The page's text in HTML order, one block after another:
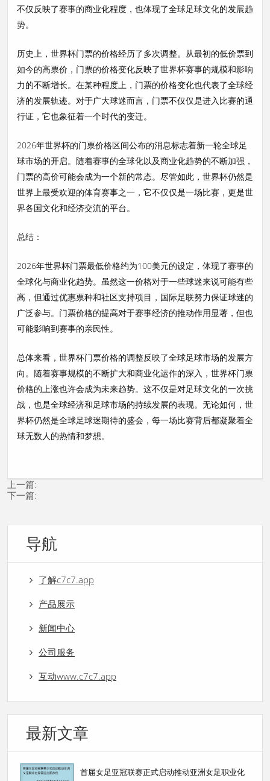
不仅反映了赛事的商业化程度，也体现了全球足球文化的发展趋
势。
历史上，世界杯门票的价格经历了多次调整。从最初的低价票到
如今的高票价，门票的价格变化反映了世界杯赛事的规模和影响
力的不断增长。在某种程度上，门票的价格变化也代表了全球经
济的发展轨迹。对于广大球迷而言，门票不仅仅是进入比赛的通
行证，它也象征着一个时代的变迁。
2026年世界杯的门票价格区间公布的消息标志着新一轮全球足
球市场的开启。随着赛事的全球化以及商业化趋势的不断加强，
门票的高价可能会成为一个新的常态。尽管如此，世界杯仍然是
世界上最受欢迎的体育赛事之一，它不仅仅是一场比赛，更是世
界各国文化和经济交流的平台。
总结：
2026年世界杯门票最低价格约为100美元的设定，体现了赛事的
全球化与商业化趋势。虽然这一价格对于一些球迷来说可能有些
高，但通过优惠票种和社区支持项目，国际足联努力保证球迷的
广泛参与。门票价格的提高对于赛事经济的推动作用显著，但也
可能影响到赛事的亲民性。
总体来看，世界杯门票价格的调整反映了全球足球市场的发展方
向。随着赛事规模的不断扩大和商业化运作的深入，世界杯门票
价格的上涨也许会成为未来趋势。这不仅是对足球文化的一次挑
战，也是全球经济和足球市场的持续发展的表现。无论如何，世
界杯仍然是全球足球迷期待的盛会，每一场比赛背后都凝聚着全
球无数人的热情和梦想。
上一篇:
下一篇:
导航
了解c7c7.app
产品展示
新闻中心
公司服务
互动www.c7c7.app
最新文章
首届女足亚冠联赛正式启动推动亚洲女足职业化